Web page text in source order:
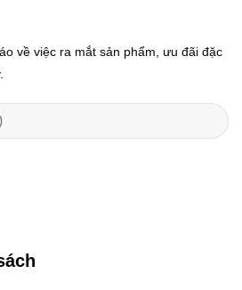
về việc ra mắt sản phẩm, ưu đãi đặc